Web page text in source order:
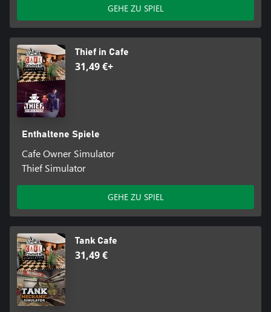
GEHE ZU SPIEL
Thief in Cafe
31,49 €+
Enthaltene Spiele
Cafe Owner Simulator
Thief Simulator
GEHE ZU SPIEL
Tank Cafe
31,49 €